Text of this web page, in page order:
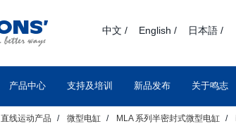
中文 / English / 日本語 /
产品中心 支持及培训 新品发布 关于鸣志
直线运动产品 微型电缸 MLA 系列半密封式微型电缸